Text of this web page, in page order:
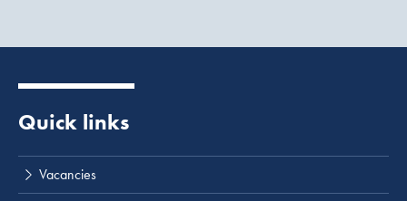
Quick links
Vacancies